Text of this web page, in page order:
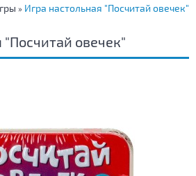
» Игра настольная "Посчитай овечек"
"Посчитай овечек"